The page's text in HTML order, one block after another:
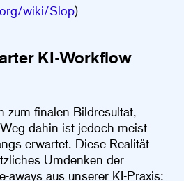
wiki/Slop)
KI-Workflow
zum finalen Bildresultat,
dahin ist jedoch meist
erwartet. Diese Realität
Umdenken der
aways aus unserer KI-Praxis: